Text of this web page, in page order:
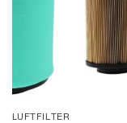
LUFTFILTER